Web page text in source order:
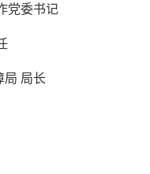
党委书记
局 局长